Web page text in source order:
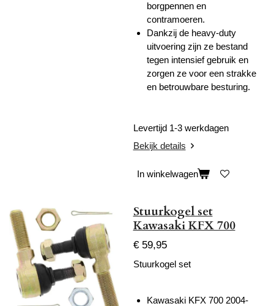
borgpennen en
contramoeren.
Dankzij de heavy-duty
uitvoering zijn ze bestand
tegen intensief gebruik en
zorgen ze voor een strakke
en betrouwbare besturing.
Levertijd 1-3 werkdagen
Bekijk details
In winkelwagen
Stuurkogel set
Kawasaki KFX 700
€ 59,95
Stuurkogel set
Kawasaki KFX 700 2004-